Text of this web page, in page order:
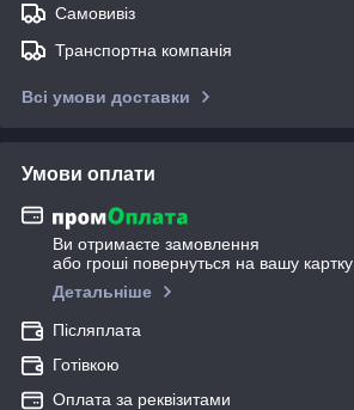
Самовивіз
Транспортна компанія
Всі умови доставки
Умови оплати
Ви отримаєте замовлення
або гроші повернуться на вашу картку
Детальніше
Післяплата
Готівкою
Оплата за реквізитами